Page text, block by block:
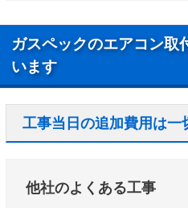
ガスペックのエアコン取
います
工事当日の追加費用は一
他社のよくある工事